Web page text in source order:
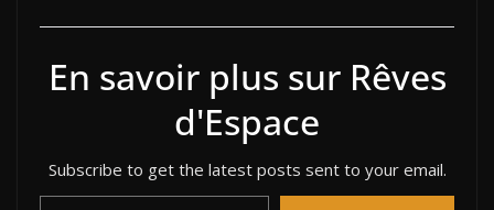
En savoir plus sur Rêves
d'Espace
Subscribe to get the latest posts sent to your email.
Saisissez votre adresse e-mail…